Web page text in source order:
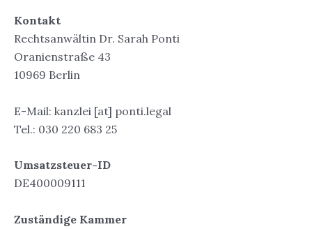
Kontakt
Rechtsanwältin Dr. Sarah Ponti
Oranienstraße 43
10969 Berlin
E-Mail: kanzlei [at] ponti.legal
Tel.: 030 220 683 25
Umsatzsteuer-ID
DE400009111
Zuständige Kammer